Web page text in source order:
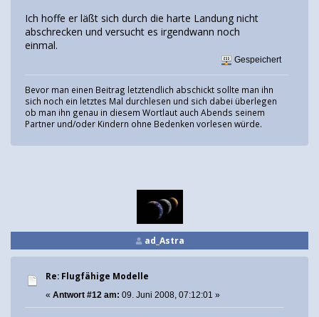
Ich hoffe er läßt sich durch die harte Landung nicht
abschrecken und versucht es irgendwann noch
einmal.
Gespeichert
Bevor man einen Beitrag letztendlich abschickt sollte man ihn
sich noch ein letztes Mal durchlesen und sich dabei überlegen
ob man ihn genau in diesem Wortlaut auch Abends seinem
Partner und/oder Kindern ohne Bedenken vorlesen würde.
ad_Astra
Re: Flugfähige Modelle
« Antwort #12 am: 09. Juni 2008, 07:12:01 »